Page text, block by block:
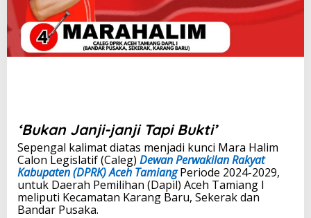
‘Bukan Janji-janji Tapi Bukti’
Sepengal kalimat diatas menjadi kunci Mara Halim
Calon Legislatif (Caleg) Dewan Perwakilan Rakyat
Kabupaten (DPRK) Aceh TamiangPeriode 2024-2029,
untuk Daerah Pemilihan (Dapil) Aceh Tamiang I
meliputi Kecamatan Karang Baru, Sekerak dan
Bandar Pusaka.